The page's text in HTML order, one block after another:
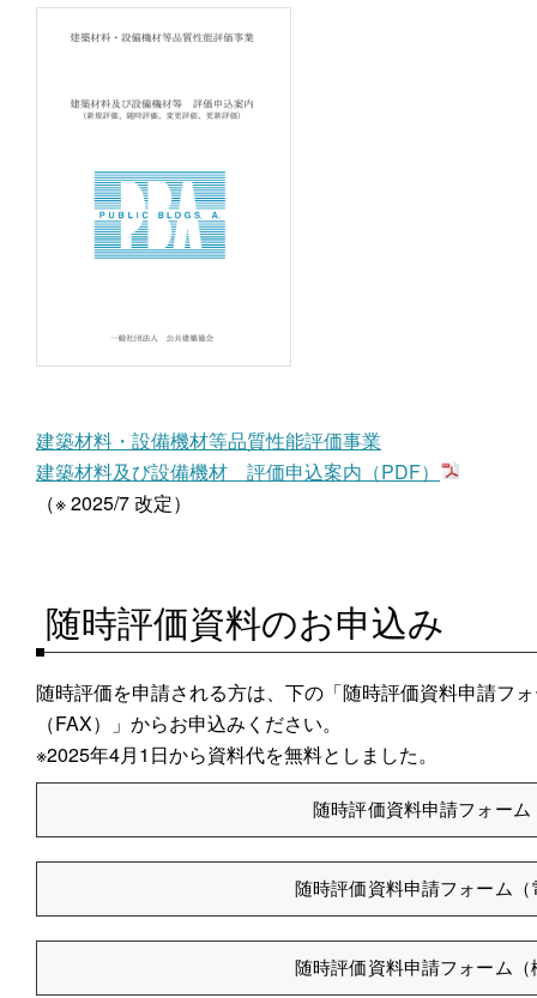
建築材料・設備機材等品質性能評価事業
建築材料及び設備機材 評価申込案内（PDF）
（※ 2025/7 改定）
随時評価資料のお申込み
随時評価を申請される方は、下の「随時評価資料申請フ
（FAX）」からお申込みください。
※2025年4月1日から資料代を無料としました。
随時評価資料申請フォー
随時評価資料申請フォーム
随時評価資料申請フォーム